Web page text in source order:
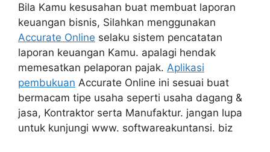
Bila Kamu kesusahan buat membuat laporan
keuangan bisnis, Silahkan menggunakan
Accurate Online selaku sistem pencatatan
laporan keuangan Kamu. apalagi hendak
memesatkan pelaporan pajak. Aplikasi
pembukuan Accurate Online ini sesuai buat
bermacam tipe usaha seperti usaha dagang &
jasa, Kontraktor serta Manufaktur. jangan lupa
untuk kunjungi www. softwareakuntansi. biz